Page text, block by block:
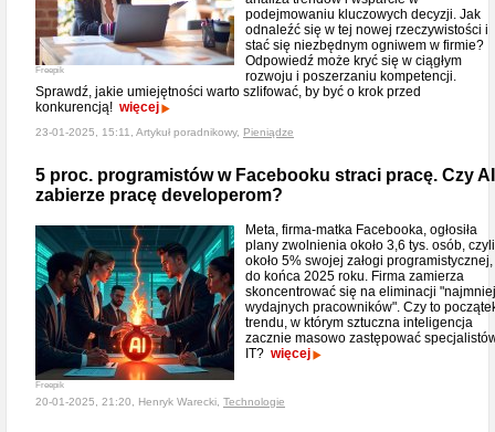
Freepik
podejmowaniu kluczowych decyzji. Jak
odnaleźć się w tej nowej rzeczywistości i
stać się niezbędnym ogniwem w firmie?
Odpowiedź może kryć się w ciągłym
rozwoju i poszerzaniu kompetencji.
Sprawdź, jakie umiejętności warto szlifować, by być o krok przed
konkurencją! więcej
23-01-2025, 15:11, Artykuł poradnikowy, Pieniądze
5 proc. programistów w Facebooku straci pracę. Czy AI
zabierze pracę developerom?
Freepik
Meta, firma-matka Facebooka, ogłosiła
plany zwolnienia około 3,6 tys. osób, czyli
około 5% swojej załogi programistycznej,
do końca 2025 roku. Firma zamierza
skoncentrować się na eliminacji "najmniej
wydajnych pracowników". Czy to
trendu, w którym sztuczna inteligencja
zacznie masowo zastępować
IT? więcej
20-01-2025, 21:20, Henryk Warecki, Technologie